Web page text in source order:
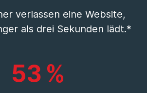
verlassen eine Website,
als drei Sekunden lädt.*
53 %